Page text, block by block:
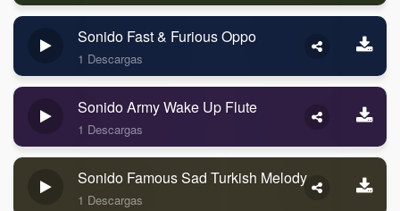
Sonido Fast & Furious Oppo
1 Descargas
Sonido Army Wake Up Flute
1 Descargas
Sonido Famous Sad Turkish Melody
1 Descargas